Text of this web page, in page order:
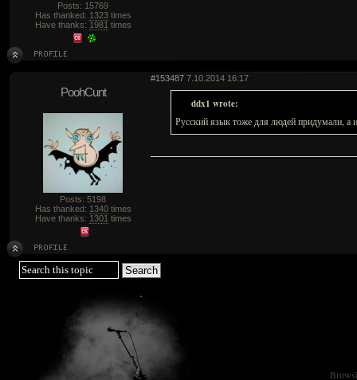
Posts: 15769
Has thanked: 1323times
Have thanks: 1981 times
#153487 7.10.2014 16:17
PoohCunt
Posts: 5198
Has thanked: 1340times
Have thanks: 1301 times
ddx1 wrote:
Русский язык тоже для людей придумали, а